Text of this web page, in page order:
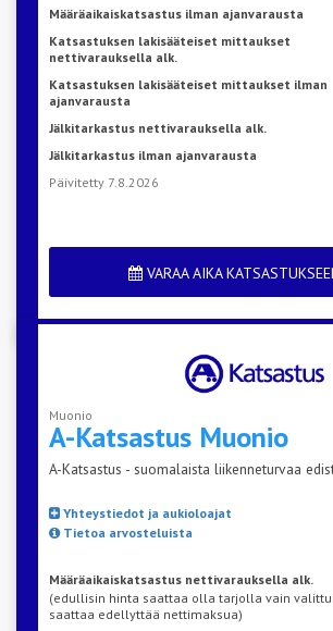
Määräaikaiskatsastus ilman ajanvarausta
Katsastuksen lakisääteiset mittaukset
nettivarauksella alk.
Katsastuksen lakisääteiset mittaukset ilman
ajanvarausta
Jälkitarkastus nettivarauksella alk.
Jälkitarkastus ilman ajanvarausta
Päivitetty 7.8.2026
VARAA AIKA
Muonio
A-Katsastus Muonio
A-Katsastus - suomalaista liikenneturvaa
Yhteystiedot ja aukioloajat
Tietoa arvosteluista
Määräaikaiskatsastus nettivarauksella alk.
(edullisin hinta saattaa olla tarjolla vain
saattaa edellyttää nettimaksua)